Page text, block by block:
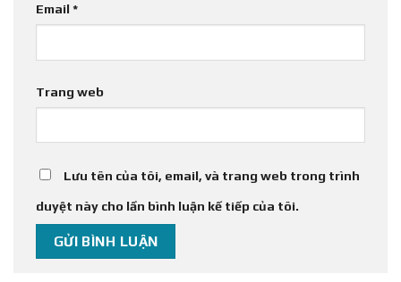
Email *
Trang web
Lưu tên của tôi, email, và trang web trong trình
duyệt này cho lần bình luận kế tiếp của tôi.